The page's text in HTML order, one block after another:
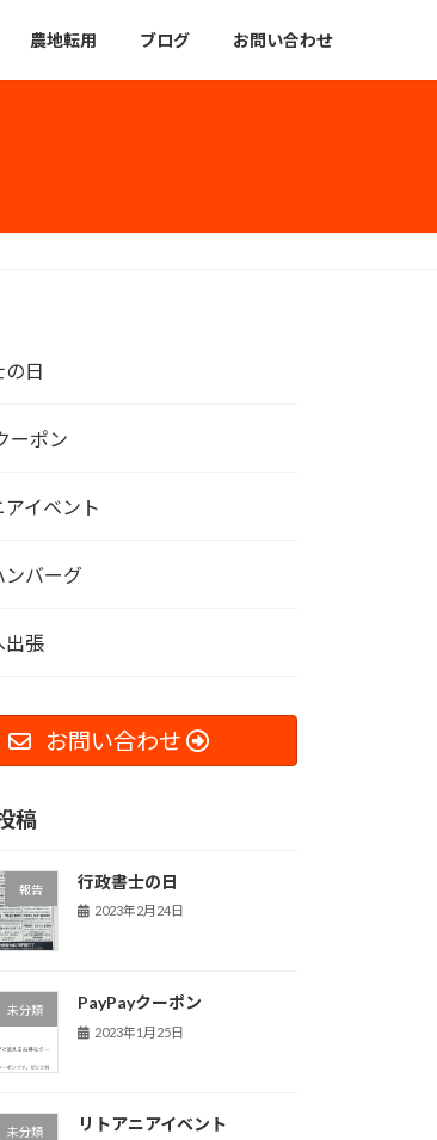
農地転用 ブログ お問い合わせ
の日
ーポン
アイベント
ンバーグ
出張
お問い合わせ
稿
報告 行政書士の日
2023年2月24日
未分類 PayPayクーポン
2023年1月25日
未分類 リトアニアイベント